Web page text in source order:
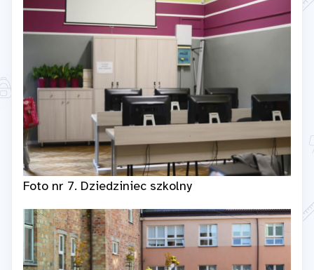
Foto nr 7. Dziedziniec szkolny